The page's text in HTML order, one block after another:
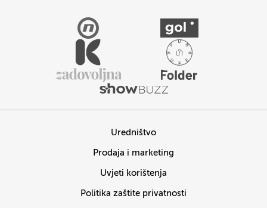
Uredništvo
Prodaja i marketing
Uvjeti korištenja
Politika zaštite privatnosti